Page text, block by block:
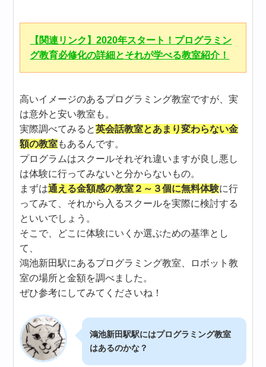
【関連リンク】2020年スタート！プログラミン
グ教育必修化の詳細とそれが学べる教室紹介！
高いイメージのあるプログラミング教室ですが、実
は意外と安い教室も。
実際調べてみると英会話教室とあまり変わらない金
額の教室もあるんです。
プログラムはスクールそれぞれ違いますが良し悪し
は体験に行ってみないと分からないもの。
まずは通える金額感の教室２～３個に無料体験に行
ってみて、それから入るスクールを実際に検討する
といいでしょう。
そこで、どこに体験にいくか選ぶための基準とし
て、
鴻池新田駅にあるプログラミング教室、ロボット教
室の場所と金額を調べました。
ぜひ参考にしてみてくださいね！
鴻池新田駅駅にはプログラミング教室
はあるのかな？